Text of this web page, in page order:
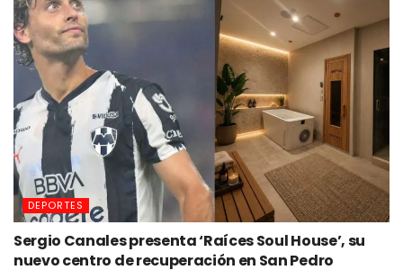
DEPORTES
Sergio Canales presenta ‘Raíces Soul House’, su
nuevo centro de recuperación en San Pedro